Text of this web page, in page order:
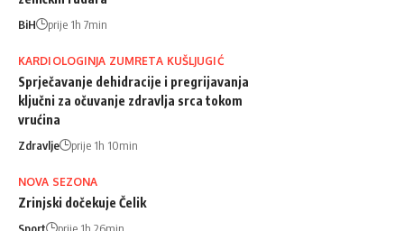
BiH prije 1h 7min
KARDIOLOGINJA ZUMRETA KUŠLJUGIĆ
Sprječavanje dehidracije i pregrijavanja
ključni za očuvanje zdravlja srca tokom
vrućina
Zdravlje prije 1h 10min
NOVA SEZONA
Zrinjski dočekuje Čelik
Sport prije 1h 26min